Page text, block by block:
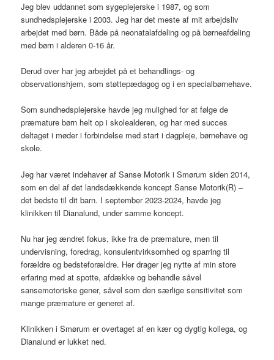
Jeg blev uddannet som sygeplejerske i 1987, og som
sundhedsplejerske i 2003. Jeg har det meste af mit arbejdsliv
arbejdet med børn. Både på neonatalafdeling og på børneafdeling
med børn i alderen 0-16 år.
Derud over har jeg arbejdet på et behandlings- og
observationshjem, som støttepædagog og i en specialbørnehave.
Som sundhedsplejerske havde jeg mulighed for at følge de
præmature børn helt op i skolealderen, og har med succes
deltaget i møder i forbindelse med start i dagpleje, børnehave og
skole.
Jeg har været indehaver af Sanse Motorik i Smørum siden 2014,
som en del af det landsdækkende koncept Sanse Motorik(R) –
det bedste til dit barn. I september 2023-2024, havde jeg
klinikken til Dianalund, under samme koncept.
Nu har jeg ændret fokus, ikke fra de præmature, men til
undervisning, foredrag, konsulentvirksomhed og sparring til
forældre og bedsteforældre. Her drager jeg nytte af min store
erfaring med at spotte, afdække og behandle såvel
sansemotoriske gener, såvel som den særlige sensitivitet som
mange præmature er generet af.
Klinikken i Smørum er overtaget af en kær og dygtig kollega, og
Dianalund er lukket ned.